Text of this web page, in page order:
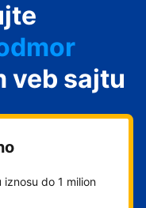
veb sajtu
do 1 milion